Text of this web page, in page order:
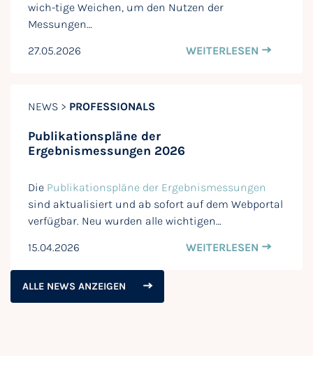
wich-tige Weichen, um den Nutzen der
Messungen…
27.05.2026
WEITERLESEN
NEWS > PROFESSIONALS
Publikationspläne der
Ergebnismessungen 2026
Die Publikationspläne der Ergebnismessungen
sind aktualisiert und ab sofort auf dem Webportal
verfügbar. Neu wurden alle wichtigen…
15.04.2026
WEITERLESEN
ALLE NEWS ANZEIGEN